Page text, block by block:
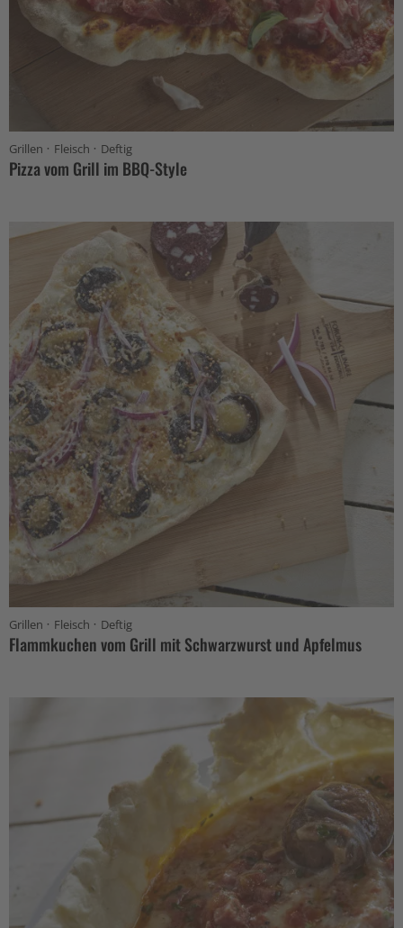
Grillen · Fleisch · Deftig
Pizza vom Grill im BBQ-Style
Grillen · Fleisch · Deftig
Flammkuchen vom Grill mit Schwarzwurst und Apfelmus